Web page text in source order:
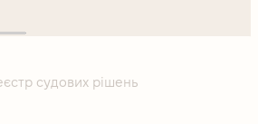
судових рішень